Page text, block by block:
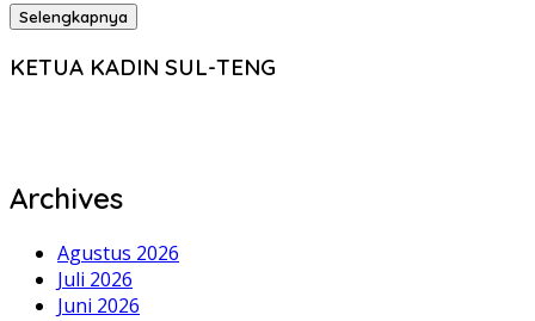
Selengkapnya
KETUA KADIN SUL-TENG
Archives
Agustus 2026
Juli 2026
Juni 2026